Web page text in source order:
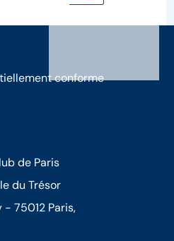
conforme
de Paris
du Trésor
- 75012 Paris,